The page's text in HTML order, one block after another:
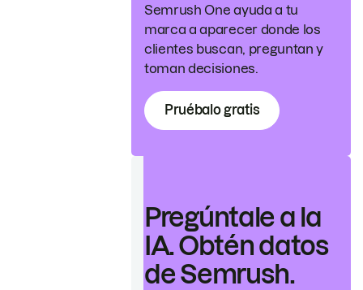
Semrush One ayuda a tu
marca a aparecer donde los
clientes buscan, preguntan y
toman decisiones.
Pruébalo gratis
Pregúntale a la
IA. Obtén datos
de Semrush.